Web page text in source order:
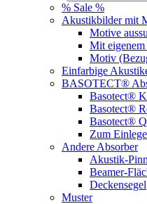
% Sale %
Akustikbilder mit
Motive
Mit
Motiv
Einfarbige
BASOTECT®
Basotect®
Basotect®
Basotect®
Zum
Andere Absorber
Akustik-
Beamer-
Deckensegel
Muster